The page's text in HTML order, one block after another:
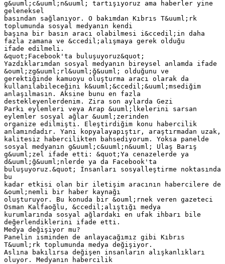
g&uuml;c&uuml;n&uuml; tartışıyoruz ama haberler yine
geleneksel
basından sağlanıyor. O bakımdan Kıbrıs T&uuml;rk
toplumunda sosyal medyanın kendi
başına bir basın aracı olabilmesi i&ccedil;in daha
fazla zamana ve &ccedil;alışmaya gerek olduğu
ifade edilmeli.
&quot;Facebook'ta buluşuyoruz&quot;
Yazdıklarımdan sosyal medyanın bireysel anlamda ifade
&ouml;zg&uuml;rl&uuml;ğ&uuml; olduğunu ve
gerektiğinde kamuoyu oluşturma aracı olarak da
kullanılabileceğini k&uuml;&ccedil;&uuml;msediğim
anlaşılmasın. Aksine bunu en fazla
destekleyenlerdenim. Zira son aylarda Gezi
Parkı eylemleri veya Arap &uuml;lkelerini sarsan
eylemler sosyal ağlar &uuml;zerinden
organize edilmişti. Eleştirdiğim konu habercilik
anlamındadır. Yani kopyalayapıştır, araştırmadan uzak,
kalitesiz habercilikten bahsediyorum. Yoksa panelde
sosyal medyanın g&uuml;c&uuml;n&uuml; Ulaş Barış
g&uuml;zel ifade etti: &quot;Ya cenazelerde ya
d&uuml;ğ&uuml;nlerde ya da Facebook'ta
buluşuyoruz.&quot; İnsanları sosyalleştirme noktasında
bu
kadar etkisi olan bir iletişim aracının habercilere de
&ouml;nemli bir haber kaynağı
oluşturuyor. Bu konuda bir &ouml;rnek veren gazeteci
Osman Kalfaoğlu, &ccedil;alıştığı medya
kurumlarında sosyal ağlardaki en ufak ihbarı bile
değerlendiklerini ifade etti.
Medya değişiyor mu?
Panelin isminden de anlayacağımız gibi Kıbrıs
T&uuml;rk toplumunda medya değişiyor.
Aslına bakılırsa değişen insanların alışkanlıkları
oluyor. Medyanın habercilik